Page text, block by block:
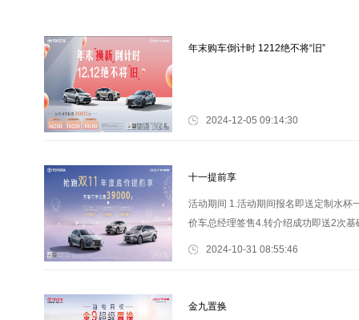
年末购车倒计时 1212绝不将“旧”
2024-12-05 09:14:30
十一提前享
活动期间 1.活动期间报名即送定制水杯
价车总经理签售4.转介绍成功即送2次
礼(免费电脑检测、添加油液) (雨刮器
2024-10-31 08:55:46
金九置换